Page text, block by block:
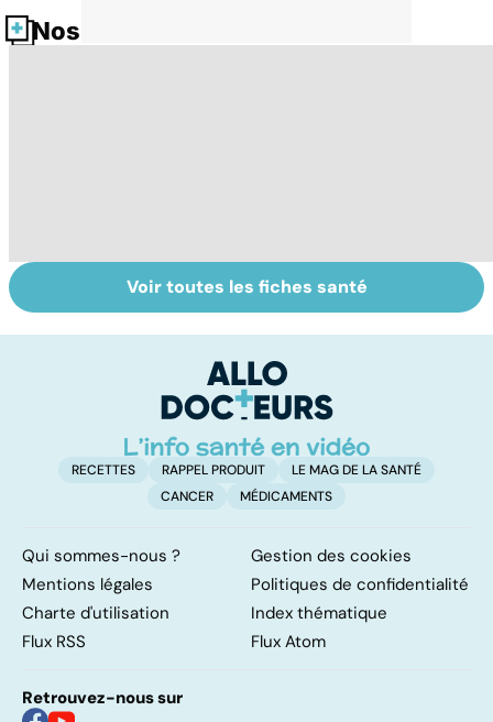
Nos fiches santé
pulmonaire : un
Faire du sport à
domicile, c'est
Voir toutes les fiches santé
RECETTES RAPPEL PRODUIT
LE MAG DE LA SANTÉ
CANCER
MÉDICAMENTS
Qui sommes-nous ?
Gestion des cookies
Mentions légales
Politiques de confidentialité
Charte d'utilisation
Index thématique
Flux RSS
Flux Atom
Retrouvez-nous sur